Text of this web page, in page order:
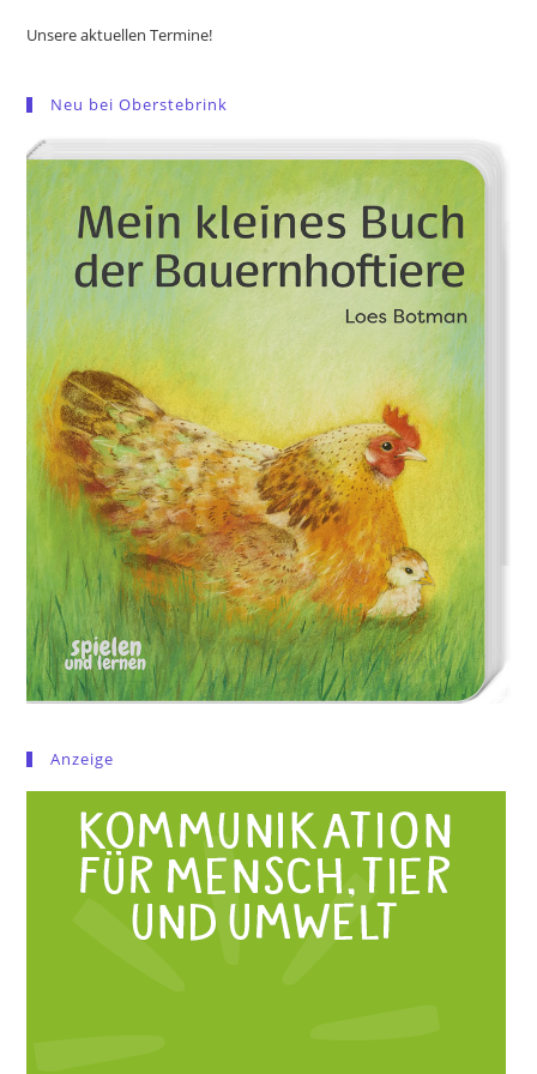
Unsere aktuellen Termine!
Neu bei Oberstebrink
Anzeige